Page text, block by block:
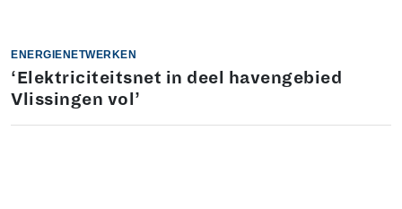
ENERGIENETWERKEN
‘Elektriciteitsnet in deel havengebied
Vlissingen vol’